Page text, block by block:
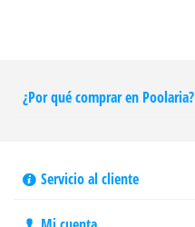
¿Por qué comprar en Poolaria?
Servicio al cliente